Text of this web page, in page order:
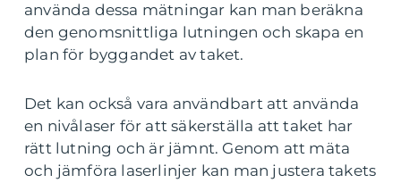
använda dessa mätningar kan man beräkna
den genomsnittliga lutningen och skapa en
plan för byggandet av taket.
Det kan också vara användbart att använda
en nivålaser för att säkerställa att taket har
rätt lutning och är jämnt. Genom att mäta
och jämföra laserlinjer kan man justera takets